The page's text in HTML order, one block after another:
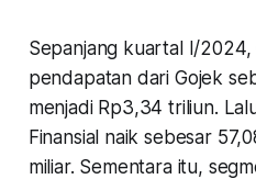
Sepanjang kuartal I/2024,
pendapatan dari Gojek
menjadi Rp3,34 triliun.
Finansial naik sebesar
miliar. Sementara itu,